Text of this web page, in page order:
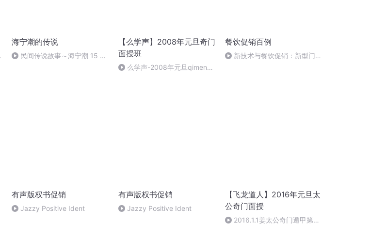
海宁潮的传说
民间传说故事～海宁潮 15 海
【么学声】2008年元旦奇门
面授班
么学声-2008年元旦qimen面
餐饮促销百例
新技术与餐饮促销：新型门店
有声版权书促销
Jazzy Positive Ident
有声版权书促销
Jazzy Positive Ident
【飞龙道人】2016年元旦太
公奇门面授
2016.1.1姜太公奇门遁甲第一